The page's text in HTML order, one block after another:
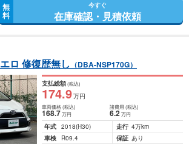
無
料
今すぐ
在庫確認・見積依頼
ロ 修復歴無し （DBA-NSP170G）
支払総額(税込)
174.9万円
車両価格(税込)
168.7万円
諸費用 (税込)
6.2 万円
年式 2018(H30) 走行 4万km
車検
R09.4 保証 あり